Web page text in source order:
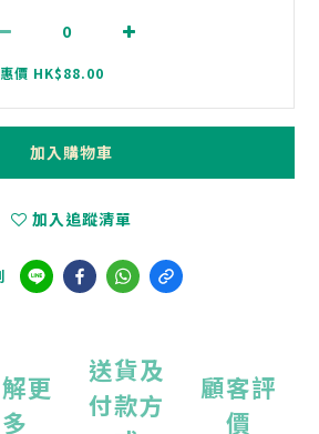
價 HK$88.00
加入購物車
加入追蹤清單
更
多
送貨及
付款方
顧客評
價